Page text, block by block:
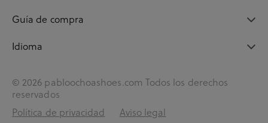
Guía de compra
Idioma
© 2026 pabloochoashoes.com Todos los derechos
reservados
Política de privacidad
Aviso legal